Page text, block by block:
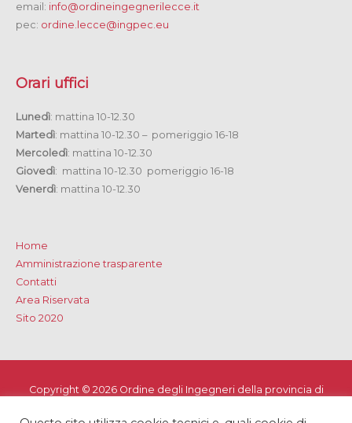
email: info@ordineingegnerilecce.it
pec: ordine.lecce@ingpec.eu
Orari uffici
Lunedì: mattina 10-12.30
Martedì: mattina 10-12.30 – pomeriggio 16-18
Mercoledì: mattina 10-12.30
Giovedì: mattina 10-12.30 pomeriggio 16-18
Venerdì: mattina 10-12.30
Home
Amministrazione trasparente
Contatti
Area Riservata
Sito 2020
Copyright © 2026 Ordine degli Ingegneri della provincia di